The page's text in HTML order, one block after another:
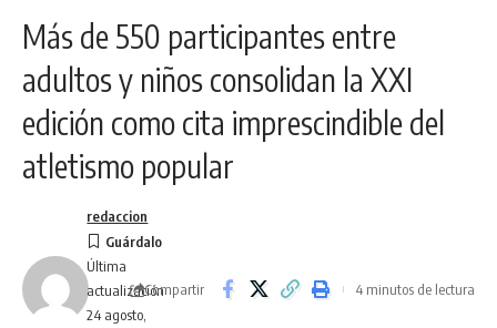
Más de 550 participantes entre
adultos y niños consolidan la XXI
edición como cita imprescindible del
atletismo popular
Última
actualización
24 agosto,
redaccion
Compartir 4 minutos de lectura